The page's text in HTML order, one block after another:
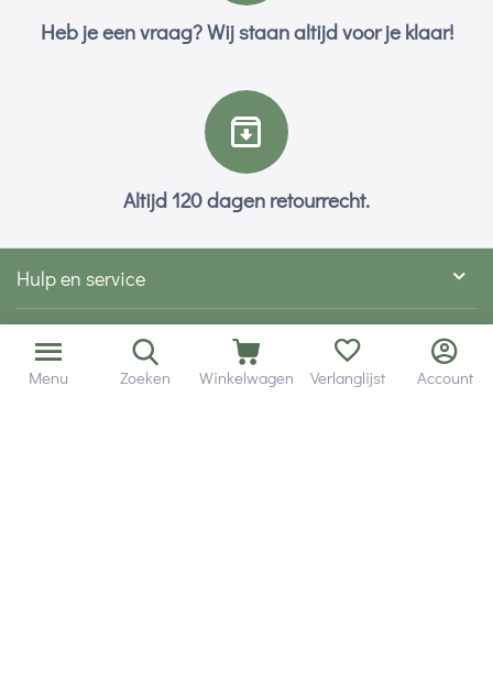
Heb je een vraag? Wij staan altijd voor je klaar!
Altijd 120 dagen retourrecht.
Hulp en service
Contact gegevens
Menu Zoeken Winkelwagen Verlanglijst Account